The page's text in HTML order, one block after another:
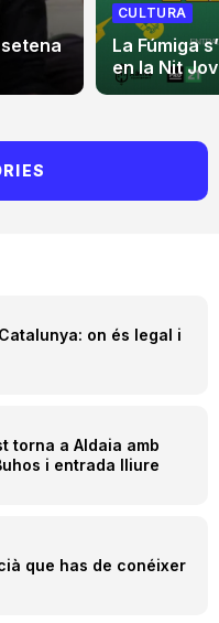
on és legal i
torna a Aldaia amb
i entrada lliure
que has de conéixer
CULTURA
La Fúmiga
en la Nit